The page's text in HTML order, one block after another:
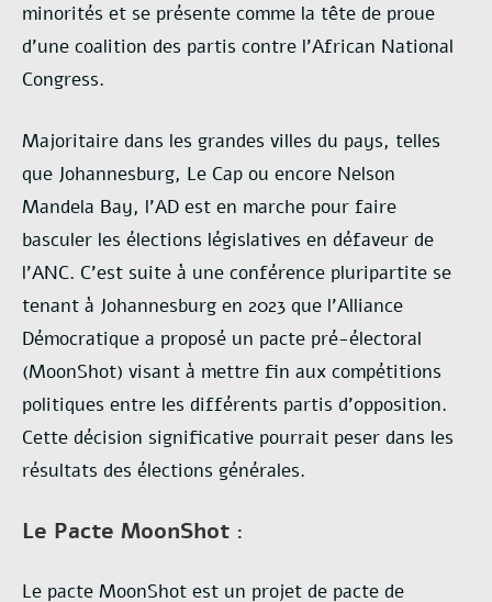
minorités et se présente comme la tête de proue
d’une coalition des partis contre l’African National
Congress.
Majoritaire dans les grandes villes du pays, telles
que Johannesburg, Le Cap ou encore Nelson
Mandela Bay, l’AD est en marche pour faire
basculer les élections législatives en défaveur de
l’ANC. C’est suite à une conférence pluripartite se
tenant à Johannesburg en 2023 que l’Alliance
Démocratique a proposé un pacte pré-électoral
(MoonShot) visant à mettre fin aux compétitions
politiques entre les différents partis d’opposition.
Cette décision significative pourrait peser dans les
résultats des élections générales.
Le Pacte MoonShot :
Le pacte MoonShot est un projet de pacte de